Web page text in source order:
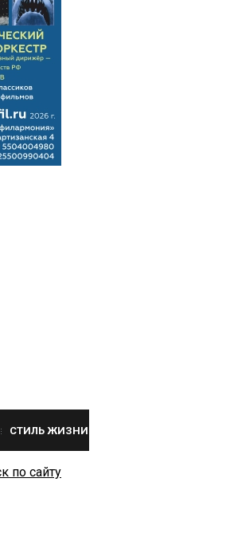
СТИЛЬ ЖИЗНИ
по сайту